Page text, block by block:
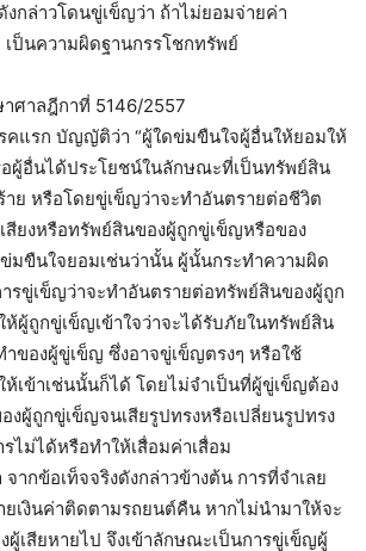
งกล่าวโดนขู่เข็ญว่า ถ้าไม่ยอมจ่ายค่า
ป็นความผิดฐานกรรโชกทรัพย์
าศาลฎีกาที่ 5146/2557
คแรก บัญญัติว่า “ผู้ใดข่มขืนใจผู้อื่นให้ยอมให้
ผู้อื่นได้ประโยชน์ในลักษณะที่เป็นทรัพย์สิน
าย หรือโดยขู่เข็ญว่าจะทำอันตรายต่อชีวิต
สียงหรือทรัพย์สินของผู้ถูกขู่เข็ญหรือของ
มขืนใจยอมเช่นว่านั้น ผู้นั้นกระทำความผิด
ารขู่เข็ญว่าจะทำอันตรายต่อทรัพย์สินของผู้ถูก
ห้ผู้ถูกขู่เข็ญเข้าใจว่าจะได้รับภัยในทรัพย์สิน
ำของผู้ขู่เข็ญ ซึ่งอาจขู่เข็ญตรงๆ หรือใช้
ห้เข้าเช่นนั้นก็ได้ โดยไม่จำเป็นที่ผู้ขู่เข็ญต้อง
งผู้ถูกขู่เข็ญจนเสียรูปทรงหรือเปลี่ยนรูปทรง
ไม่ได้หรือทำให้เสื่อมค่าเสื่อม
จากข้อเท็จจริงดังกล่าวข้างต้น การที่จำเลย
ยเงินค่าติดตามรถยนต์คืน หากไม่นำมาให้จะ
ผู้เสียหายไป จึงเข้าลักษณะเป็นการขู่เข็ญผู้